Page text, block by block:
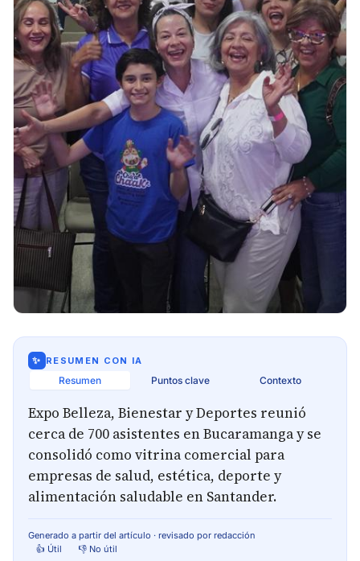
✨ RESUMEN CON IA
Resumen Puntos clave Contexto
Expo Belleza, Bienestar y Deportes reunió
cerca de 700 asistentes en Bucaramanga y se
consolidó como vitrina comercial para
empresas de salud, estética, deporte y
alimentación saludable en Santander.
Generado a partir del artículo · revisado por redacción
👍 Útil
👎 No útil